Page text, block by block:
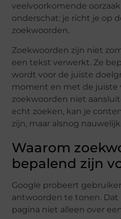
veelvoorkomende
onderschat: je richt je op
zoekwoorden.
Zoekwoorden zijn niet
een tekst verwerkt. Ze
wordt voor de juiste
moment en met de juiste
zoekwoorden niet
echt zoeken, kan je
zijn, maar alsnog
Waarom
bepalend zijn
Google probeert
antwoorden te tonen.
pagina niet alleen over